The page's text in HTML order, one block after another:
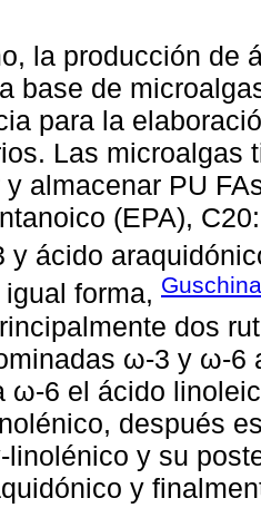
la producción de
base de
para la
Las microalgas
y almacenar PU
(EPA),
y ácido
forma,
dos
ω-3 y ω-6
ω-6 el ácido
después
linolénico y su
y